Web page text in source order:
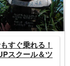
すぐ乗れる！
スクール＆ツ